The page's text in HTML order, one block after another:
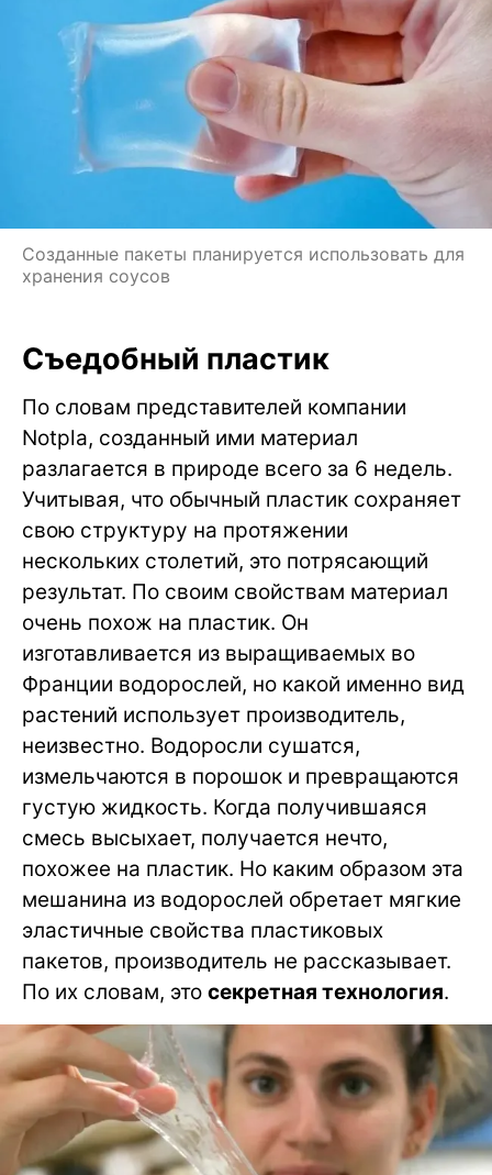
Созданные пакеты планируется использовать для
хранения соусов
Съедобный пластик
По словам представителей компании
Notpla, созданный ими материал
разлагается в природе всего за 6 недель.
Учитывая, что обычный пластик сохраняет
свою структуру на протяжении
нескольких столетий, это потрясающий
результат. По своим свойствам материал
очень похож на пластик. Он
изготавливается из выращиваемых во
Франции водорослей, но какой именно вид
растений использует производитель,
неизвестно. Водоросли сушатся,
измельчаются в порошок и превращаются
густую жидкость. Когда получившаяся
смесь высыхает, получается нечто,
похожее на пластик. Но каким образом эта
мешанина из водорослей обретает мягкие
эластичные свойства пластиковых
пакетов, производитель не рассказывает.
По их словам, это секретная технология.